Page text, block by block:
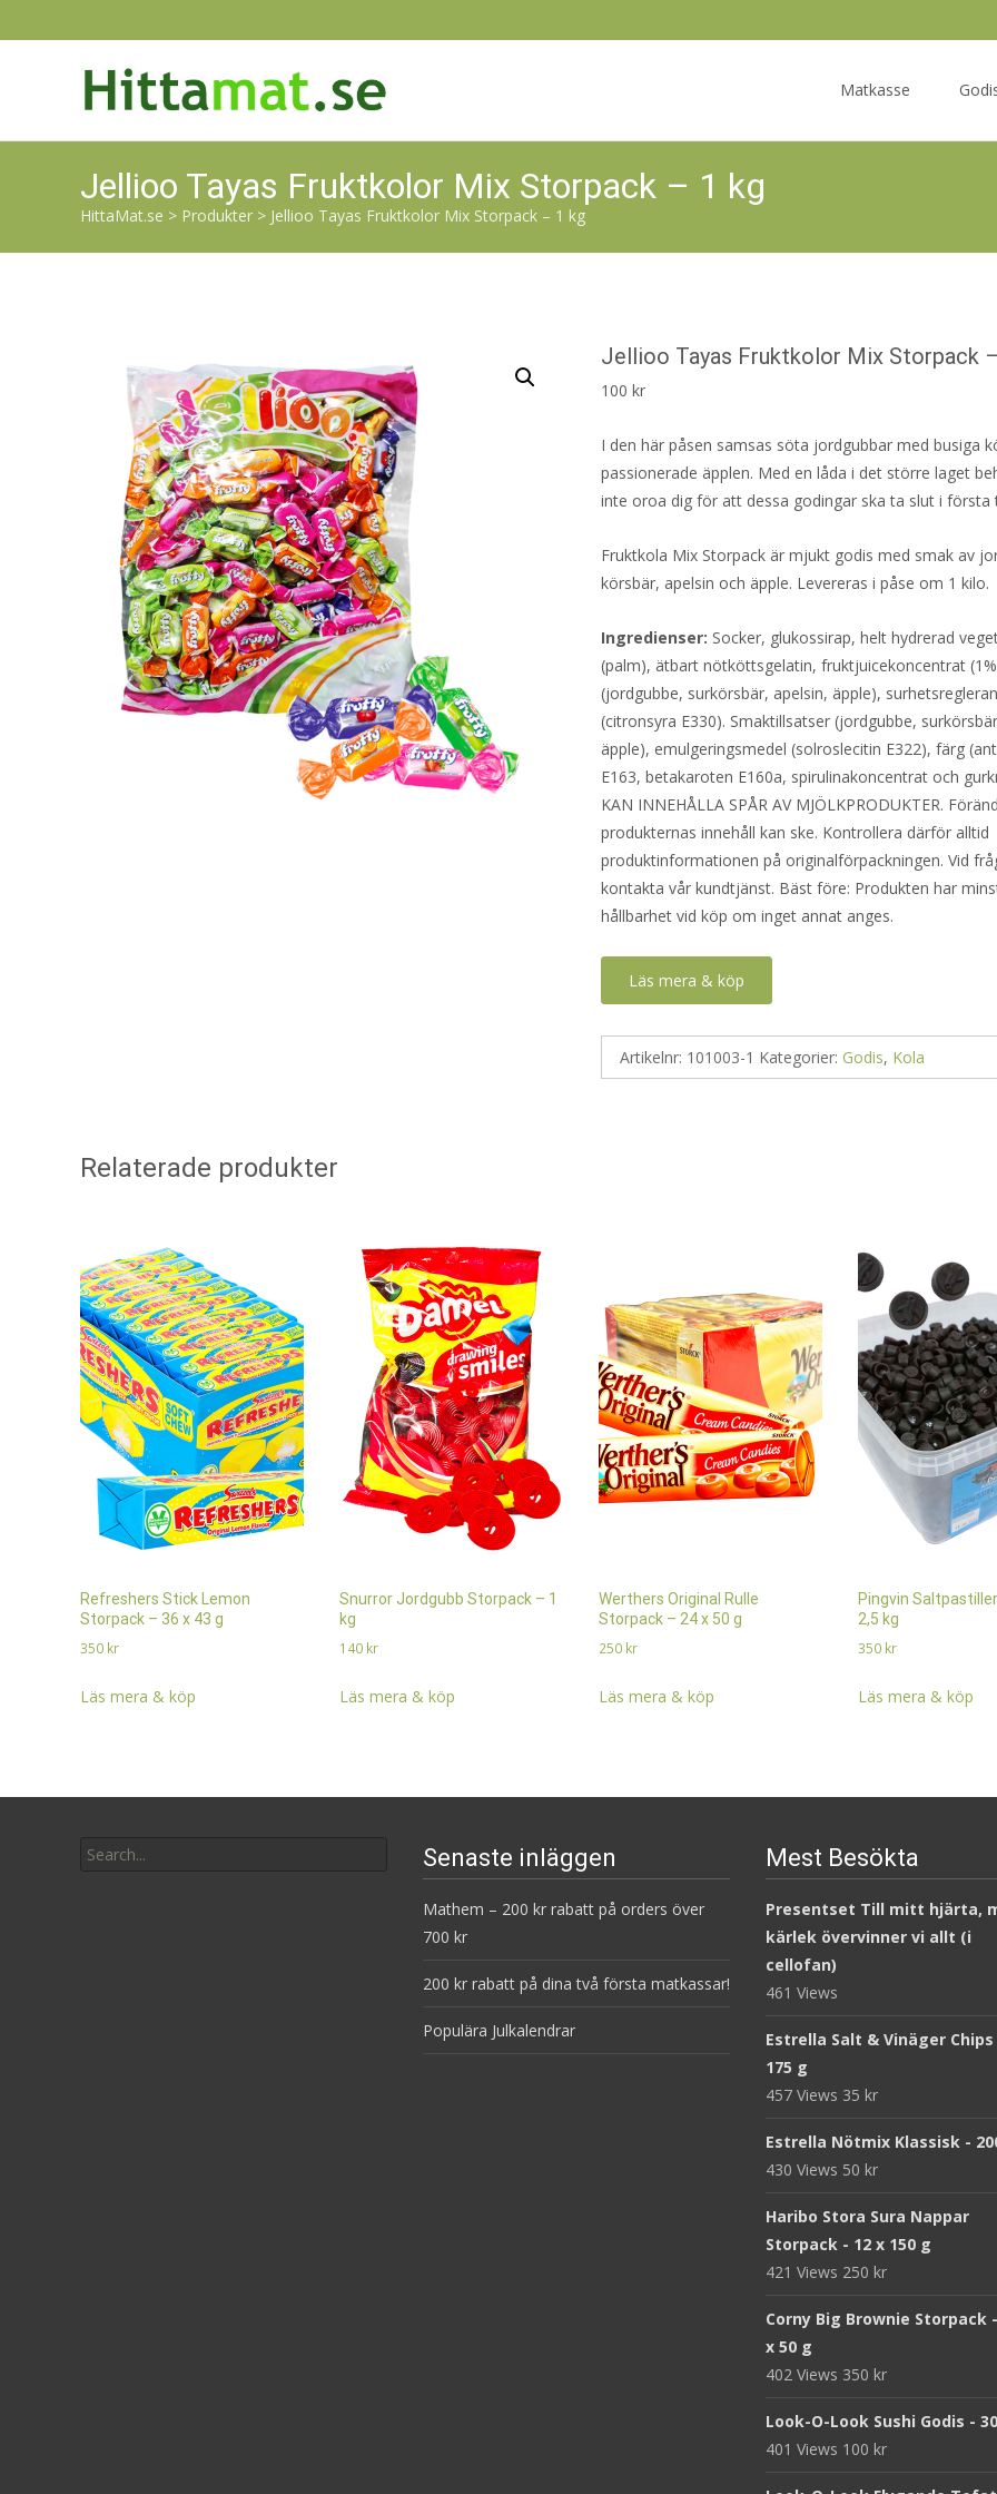
Matkasse
Jellioo Tayas Fruktkolor Mix Storpack – 1 kg
HittaMat.se > Produkter > Jellioo Tayas Fruktkolor Mix Storpack – 1 kg
Jellioo Tayas Fruktkolor Mix Storpack
100 kr
I den här påsen samsas söta jordgubbar med busiga
passionerade äpplen. Med en låda i det större laget
inte oroa dig för att dessa godingar ska ta slut i första
Fruktkola Mix Storpack är mjukt godis med smak av
körsbär, apelsin och äpple. Levereras i påse om 1 kilo.
Ingredienser: Socker, glukossirap, helt hydrerad
(palm), ätbart nötköttsgelatin, fruktjuicekoncentrat
(jordgubbe, surkörsbär, apelsin, äpple),
(citronsyra E330). Smaktillsatser (jordgubbe,
äpple), emulgeringsmedel (solroslecitin E322), färg
E163, betakaroten E160a, spirulinakoncentrat och
KAN INNEHÅLLA SPÅR AV MJÖLKPRODUKTER.
produkternas innehåll kan ske. Kontrollera därför alltid
produktinformationen på originalförpackningen. Vid
kontakta vår kundtjänst. Bäst före: Produkten har
hållbarhet vid köp om inget annat anges.
Läs mera & köp
Artikelnr: 101003-1 Kategorier: Godis, Kola
Relaterade produkter
Refreshers Stick Lemon
Storpack – 36 x 43 g
350 kr
Läs mera & köp
Snurror Jordgubb Storpack – 1
kg
140 kr
Läs mera & köp
Werthers Original Rulle
Storpack – 24 x 50 g
250 kr
Läs mera & köp
Pingvin
2,5 kg
350 kr
Läs mera & köp
for:
Senaste inläggen
Mathem – 200 kr rabatt på orders över
700 kr
200 kr rabatt på dina två första matkassar!
Populära Julkalendrar
Mest Besökta
Presentset Till mitt hjärta,
kärlek övervinner vi allt (i
cellofan)
461 Views
Estrella Salt & Vinäger Chips
175 g
457 Views 35 kr
Estrella Nötmix Klassisk -
430 Views 50 kr
Haribo Stora Sura Nappar
Storpack - 12 x 150 g
421 Views 250 kr
Corny Big Brownie Storpack
x 50 g
402 Views 350 kr
Look-O-Look Sushi Godis -
401 Views 100 kr